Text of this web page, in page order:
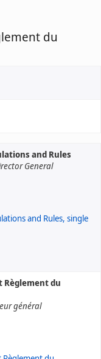
du
and Rules
General
Règlement du
général